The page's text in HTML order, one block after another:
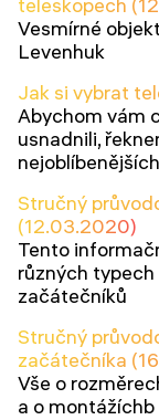
Vesmírné
Levenhuk
Jak si vybrat
Abychom vám
usnadnili,
Stručný
(12.03.2020)
Tento
různých
začátečníků
Stručný
začátečníka
Vše o
a o montážíchb